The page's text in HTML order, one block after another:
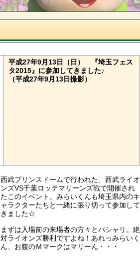
平成27年9月13日（日）
『埼玉フェス
タ2015』に参加してきました♪
（平成27年9月13日撮影）
西武プリンスドームで行われた、西武ライオ
ンズVS千葉ロッテマリーンズ戦で開催され
たこのイベント。みらいくんも埼玉県内のキ
ャラクターたちと一緒に張り切って参加して
きました☆
まずは入場前の来場者の方々とパシャリ。絶
対ライオンズ勝利ですよね！あれっみらいく
ん、お腹のＭマークはマリーん・・・